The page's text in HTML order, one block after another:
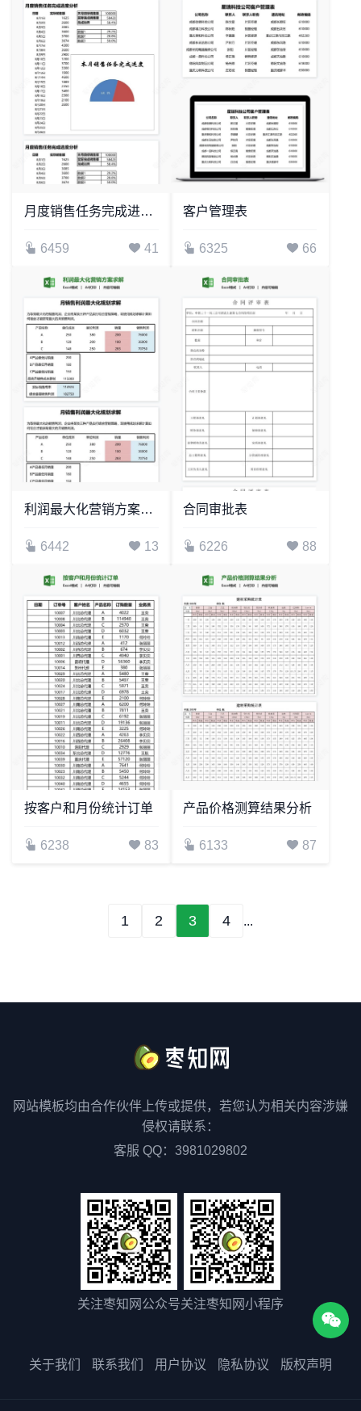
月度销售任务完成进度分析
6459 41
客户管理表
6325 66
利润最大化营销方案求解
6442 13
合同审批表
6226 88
按客户和月份统计订单
6238 83
产品价格测算结果分析
6133 87
1 2 3 4 ...
网站模板均由合作伙伴上传或提供，若您认为相关内容涉嫌
侵权请联系：
客服 QQ：3981029802
关注枣知网公众号关注枣知网小程序
关于我们 联系我们 用户协议 隐私协议 版权声明